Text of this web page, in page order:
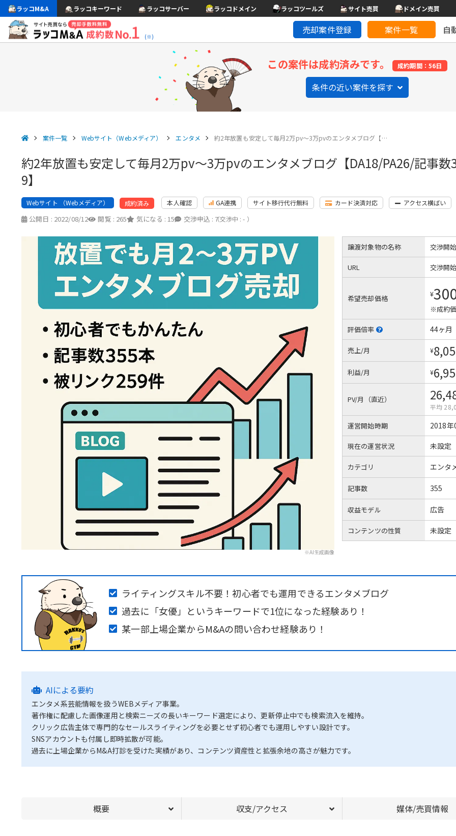
ラッコM&A ラッコキーワード ラッコサーバー ラッコドメイン ラッコツールズ サイト売買 ドメイン売買
(※)
売却案件登録 案件一覧 自
この案件は成約済みです。 成約期間：56日
条件の近い案件を探す
案件一覧 Webサイト（Webメディア） エンタメ 約2年放置も安定して毎月2万pv〜3万pvのエンタメブログ【…
約2年放置も安定して毎月2万pv〜3万pvのエンタメブログ【DA18/PA26/記事
9】
Webサイト （Webメディア） 成約済み 本人確認 GA連携 サイト移行代行無料 カード決済対応 アクセス横ばい
公開日 : 2022/08/12 閲覧 : 265 気になる :15 交渉申込 : 7
（交渉中 : - ）
※AI生成画像
譲渡対象物の名称 交渉開
URL 交渉開
希望売却価格 ¥
※成約
評価倍率 44ヶ月
売上/月 ¥
利益/月 ¥
PV/月（直近）
平均
運営開始時期 2018年
現在の運営状況 未設定
カテゴリ エンタ
記事数 355
収益モデル 広告
コンテンツの性質 未設定
ライティングスキル不要！初心者でも運用できるエンタメブログ
過去に「女優」というキーワードで1位になった経験あり！
某一部上場企業からM&Aの問い合わせ経験あり！
AIによる要約
エンタメ系芸能情報を扱うWEBメディア事業。
著作権に配慮した画像運用と検索ニーズの長いキーワード選定により、更新停止中でも検索流入を維持。
クリック広告主体で専門的なセールスライティングを必要とせず初心者でも運用しやすい設計です。
SNSアカウントも付属し即時拡散が可能。
過去に上場企業からM&A打診を受けた実績があり、コンテンツ資産性と拡張余地の高さが魅力です。
概要 収支/アクセス 媒体/売買情報